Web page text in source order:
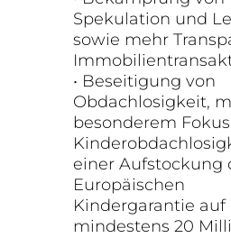
Spekulation und
sowie mehr
• Beseitigung von
Obdachlosigkeit,
besonderem
einer Aufstockung
Europäischen
Kindergarantie auf
mindestens 20